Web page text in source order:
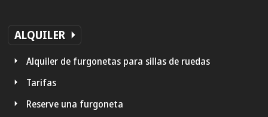
ALQUILER
Alquiler de furgonetas para sillas de ruedas
Tarifas
Reserve una furgoneta